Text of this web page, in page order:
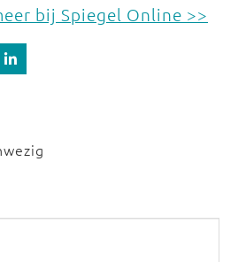
bij Spiegel Online >>